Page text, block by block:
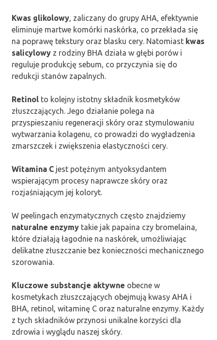
Kwas glikolowy, zaliczany do grupy AHA, efektywnie
eliminuje martwe komórki naskórka, co przekłada się
na poprawę tekstury oraz blasku cery. Natomiast kwas
salicylowy z rodziny BHA działa w głębi porów i
reguluje produkcję sebum, co przyczynia się do
redukcji stanów zapalnych.
Retinol to kolejny istotny składnik kosmetyków
złuszczających. Jego działanie polega na
przyspieszaniu regeneracji skóry oraz stymulowaniu
wytwarzania kolagenu, co prowadzi do wygładzenia
zmarszczek i zwiększenia elastyczności cery.
Witamina C jest potężnym antyoksydantem
wspierającym procesy naprawcze skóry oraz
rozjaśniającym jej koloryt.
W peelingach enzymatycznych często znajdziemy
naturalne enzymy takie jak papaina czy bromelaina,
które działają łagodnie na naskórek, umożliwiając
delikatne złuszczanie bez konieczności mechanicznego
szorowania.
Kluczowe substancje aktywne obecne w
kosmetykach złuszczających obejmują kwasy AHA i
BHA, retinol, witaminę C oraz naturalne enzymy. Każdy
z tych składników przynosi unikalne korzyści dla
zdrowia i wyglądu naszej skóry.